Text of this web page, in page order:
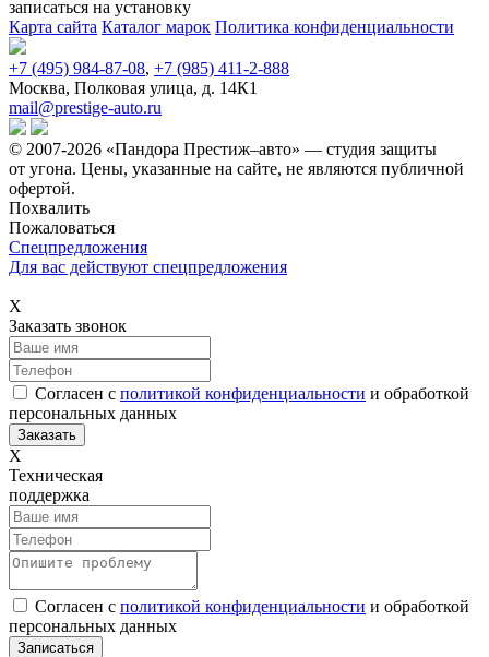
записаться на установку
Карта сайта Каталог марок Политика конфиденциальности
+7 (495) 984-87-08, +7 (985) 411-2-888
Москва, Полковая улица, д. 14К1
mail@prestige-auto.ru
© 2007-2026 «Пандора Престиж–авто» — студия защиты
от угона. Цены, указанные на сайте, не являются публичной
офертой.
Похвалить
Пожаловаться
Спецпредложения
Для вас действуют спецпредложения
Х
Заказать звонок
Согласен с политикой конфиденциальности и обработкой
персональных данных
Х
Техническая
поддержка
Согласен с политикой конфиденциальности и обработкой
персональных данных